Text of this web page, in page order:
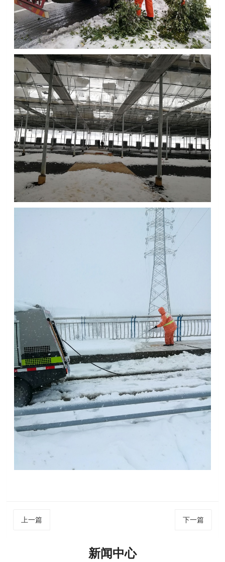
上一篇 下一篇
新闻中心